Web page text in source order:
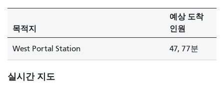
목적지
예상 도착
인원
West Portal Station 47, 77분
실시간 지도